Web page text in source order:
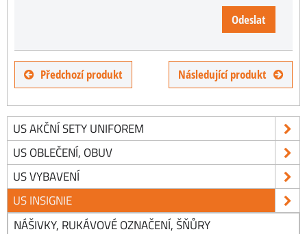
Odeslat
Předchozí produkt Následující produkt
US AKČNÍ SETY UNIFOREM
US OBLEČENÍ, OBUV
US VYBAVENÍ
US INSIGNIE
NÁŠIVKY, RUKÁVOVÉ OZNAČENÍ, ŠŇŮRY